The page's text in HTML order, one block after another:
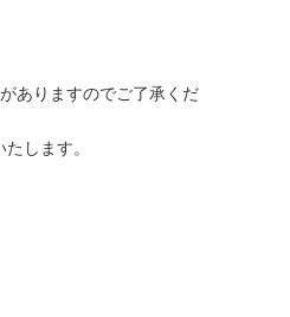
ありますのでご了承くだ
します。